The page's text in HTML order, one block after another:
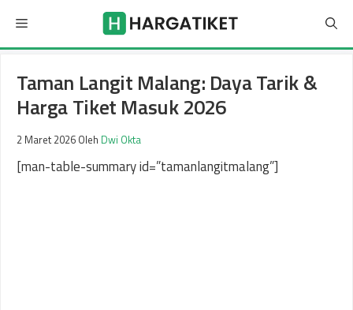
isi
Menu
Taman Langit Malang: Daya Tarik &
Harga Tiket Masuk 2026
2 Maret 2026 Oleh Dwi Okta
[man-table-summary id=”tamanlangitmalang”]